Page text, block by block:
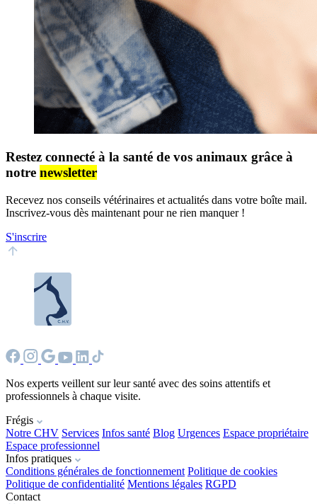
Restez connecté à la santé de vos animaux grâce à
notre newsletter
Recevez nos conseils vétérinaires et actualités dans votre boîte mail.
Inscrivez-vous dès maintenant pour ne rien manquer !
S'inscrire
Nos experts veillent sur leur santé avec des soins attentifs et
professionnels à chaque visite.
Frégis
Notre CHV Services Infos santé Blog Urgences Espace propriétaire
Espace professionnel
Infos pratiques
Conditions générales de fonctionnement Politique de cookies
Politique de confidentialité Mentions légales RGPD
Contact